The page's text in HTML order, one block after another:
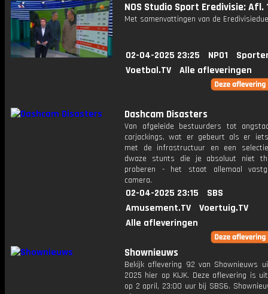
NOS Studio Sport Eredivisie: Afl.
Met samenvattingen van de
02-04-2025 23:25 NPO1
Voetbal.TV
Alle afleveringen
Dashcam Disasters
Van afgeleide bestuurders tot
carjackings, wat er gebeurt als er
met de infrastructuur en een
dwaze stunts die je absoluut niet
proberen - het staat allemaal
camera.
02-04-2025 23:15
SBS
Amusement.TV
Voertuig.TV
Alle afleveringen
Shownieuws
Bekijk aflevering 92 van Shownieuws
2025 hier op KIJK. Deze aflevering is
op 2 april, 23:00 uur bij SBS6.